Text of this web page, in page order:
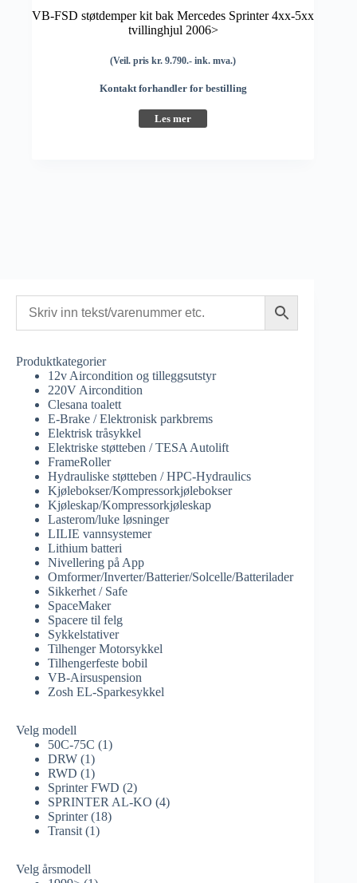
VB-FSD støtdemper kit bak Mercedes Sprinter 4xx-5xx
tvillinghjul 2006>
(Veil. pris kr. 9.790.- ink. mva.)
Kontakt forhandler for bestilling
Les mer
Produktkategorier
12v Aircondition og tilleggsutstyr
220V Aircondition
Clesana toalett
E-Brake / Elektronisk parkbrems
Elektrisk tråsykkel
Elektriske støtteben / TESA Autolift
FrameRoller
Hydrauliske støtteben / HPC-Hydraulics
Kjølebokser/Kompressorkjølebokser
Kjøleskap/Kompressorkjøleskap
Lasterom/luke løsninger
LILIE vannsystemer
Lithium batteri
Nivellering på App
Omformer/Inverter/Batterier/Solcelle/Batterilader
Sikkerhet / Safe
SpaceMaker
Spacere til felg
Sykkelstativer
Tilhenger Motorsykkel
Tilhengerfeste bobil
VB-Airsuspension
Zosh EL-Sparkesykkel
Velg modell
50C-75C (1)
DRW (1)
RWD (1)
Sprinter FWD (2)
SPRINTER AL-KO (4)
Sprinter (18)
Transit (1)
Velg årsmodell